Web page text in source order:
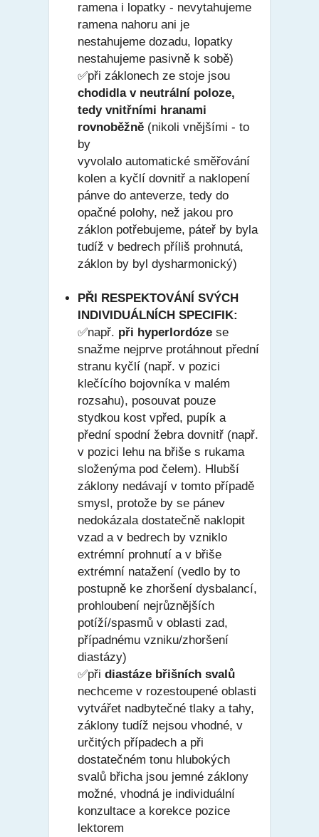
ramena i lopatky - nevytahujeme
ramena nahoru ani je
nestahujeme dozadu, lopatky
nestahujeme pasivně k sobě)
✅při záklonech ze stoje jsou
chodidla v neutrální poloze,
tedy vnitřními hranami
rovnoběžně (nikoli vnějšími - to
by
vyvolalo automatické směřování
kolen a kyčlí dovnitř a naklopení
pánve do anteverze, tedy do
opačné polohy, než jakou pro
záklon potřebujeme, páteř by byla
tudíž v bedrech příliš prohnutá,
záklon by byl dysharmonický)
PŘI RESPEKTOVÁNÍ SVÝCH
INDIVIDUÁLNÍCH SPECIFIK:
✅např. při hyperlordóze se
snažme nejprve protáhnout přední
stranu kyčlí (např. v pozici
klečícího bojovníka v malém
rozsahu), posouvat pouze
stydkou kost vpřed, pupík a
přední spodní žebra dovnitř (např.
v pozici lehu na břiše s rukama
složenýma pod čelem). Hlubší
záklony nedávají v tomto případě
smysl, protože by se pánev
nedokázala dostatečně naklopit
vzad a v bedrech by vzniklo
extrémní prohnutí a v břiše
extrémní natažení (vedlo by to
postupně ke zhoršení dysbalancí,
prohloubení nejrůznějších
potíží/spasmů v oblasti zad,
případnému vzniku/zhoršení
diastázy)
✅při diastáze břišních svalů
nechceme v rozestoupené oblasti
vytvářet nadbytečné tlaky a tahy,
záklony tudíž nejsou vhodné, v
určitých případech a při
dostatečném tonu hlubokých
svalů břicha jsou jemné záklony
možné, vhodná je individuální
konzultace a korekce pozice
lektorem